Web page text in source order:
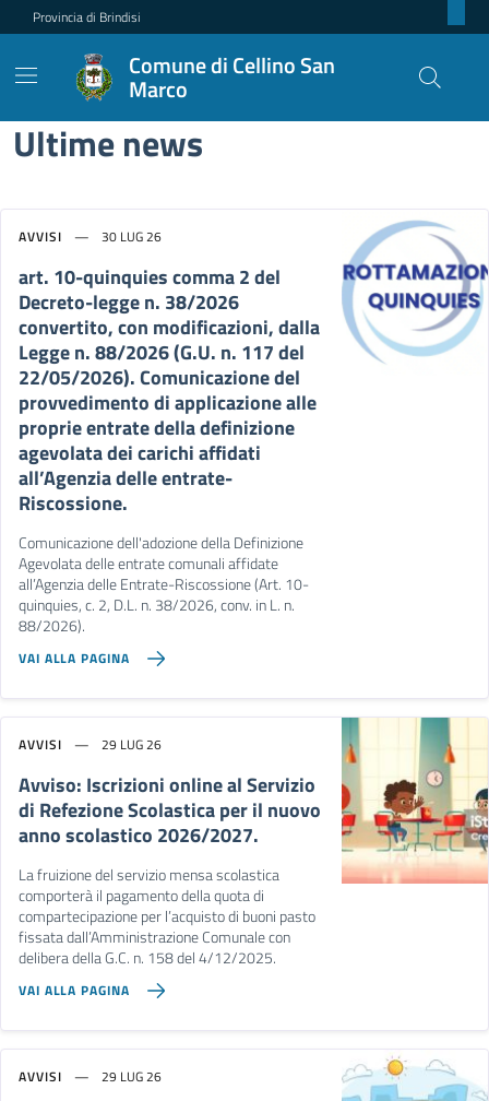
Provincia di Brindisi
Comune di Cellino San
Marco
Comune di Cellino San
Contenuti in evidenza
Novità in evidenza
Ultime news
AVVISI 30 LUG 26
art. 10-quinquies comma 2 del
Decreto-legge n. 38/2026
convertito, con modificazioni, dalla
Legge n. 88/2026 (G.U. n. 117 del
22/05/2026). Comunicazione del
provvedimento di applicazione alle
proprie entrate della definizione
agevolata dei carichi affidati
all’Agenzia delle entrate-
Riscossione.
Comunicazione dell'adozione della Definizione
Agevolata delle entrate comunali affidate
all’Agenzia delle Entrate-Riscossione (Art. 10-
quinquies, c. 2, D.L. n. 38/2026, conv. in L. n.
88/2026).
VAI ALLA PAGINA
AVVISI 29 LUG 26
Avviso: Iscrizioni online al Servizio
di Refezione Scolastica per il nuovo
anno scolastico 2026/2027.
La fruizione del servizio mensa scolastica
comporterà il pagamento della quota di
compartecipazione per l’acquisto di buoni pasto
fissata dall’Amministrazione Comunale con
delibera della G.C. n. 158 del 4/12/2025.
VAI ALLA PAGINA
AVVISI 29 LUG 26